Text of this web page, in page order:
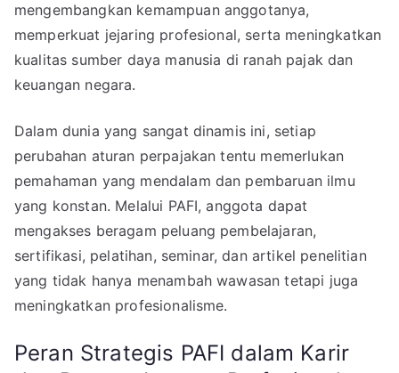
mengembangkan kemampuan anggotanya,
memperkuat jejaring profesional, serta meningkatkan
kualitas sumber daya manusia di ranah pajak dan
keuangan negara.
Dalam dunia yang sangat dinamis ini, setiap
perubahan aturan perpajakan tentu memerlukan
pemahaman yang mendalam dan pembaruan ilmu
yang konstan. Melalui PAFI, anggota dapat
mengakses beragam peluang pembelajaran,
sertifikasi, pelatihan, seminar, dan artikel penelitian
yang tidak hanya menambah wawasan tetapi juga
meningkatkan profesionalisme.
Peran Strategis PAFI dalam Karir